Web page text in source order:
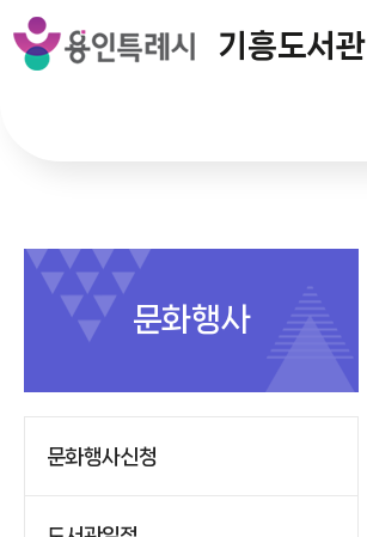
기흥도서관
문화행사
문화행사신청